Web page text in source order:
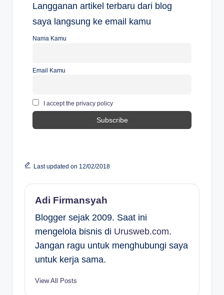
Langganan artikel terbaru dari blog
saya langsung ke email kamu
Nama Kamu
Email Kamu
I accept the privacy policy
Last updated on 12/02/2018
Adi Firmansyah
Blogger sejak 2009. Saat ini
mengelola bisnis di Urusweb.com.
Jangan ragu untuk menghubungi saya
untuk kerja sama.
View All Posts